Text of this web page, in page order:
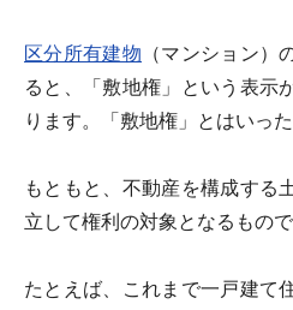
区分所有建物 （マンション）
ると、「敷地権」という表示
ります。「敷地権」とはいっ
もともと、不動産を構成する
立して権利の対象となるもので
たとえば、これまで一戸建て